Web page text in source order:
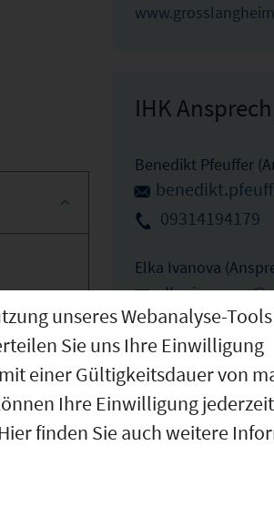
IHK
Benedikt Pfeuffer
09314194179
Elka Ivanova
unseres Webanalyse-
Sie uns Ihre Einwilligung
einer Gültigkeitsdauer von
Ihre Einwilligung
finden Sie auch weitere